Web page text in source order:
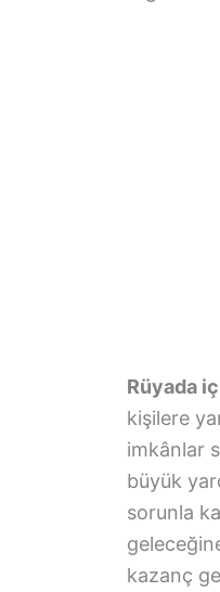
Rüyada
kişilere
imkânlar
büyük
sorunla
kazanç